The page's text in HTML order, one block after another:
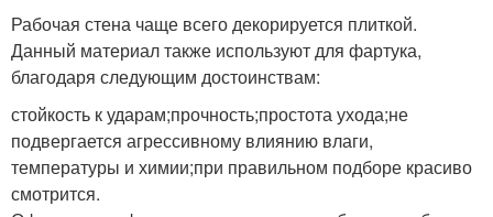
Рабочая стена чаще всего декорируется плиткой.
Данный материал также используют для фартука,
благодаря следующим достоинствам:
стойкость к ударам;прочность;простота ухода;не
подвергается агрессивному влиянию влаги,
температуры и химии;при правильном подборе красиво
смотрится.